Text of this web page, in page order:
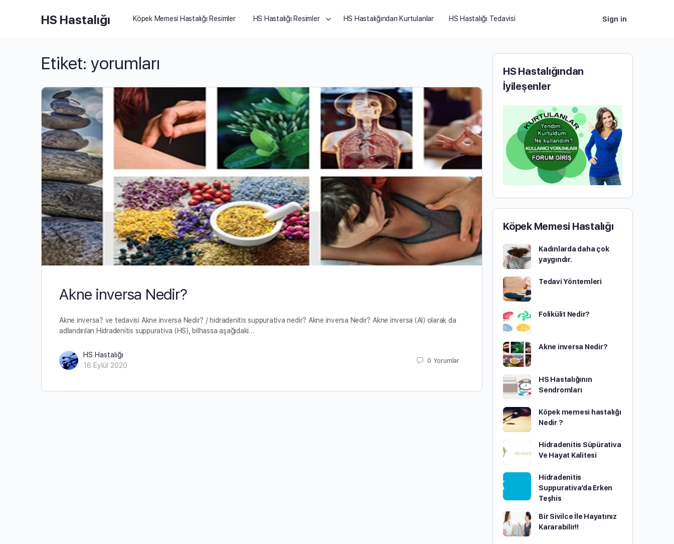
HS Hastalığı Köpek Memesi Hastalığı Resimler HS Hastalığı Resimler HS Hastalığından Kurtulanlar HS Hastalığı Tedavisi Sign in
Etiket: yorumları
Akne inversa Nedir?
Akne inversa? ve tedavisi Akne inversa Nedir? / hidradenitis suppurativa nedir? Akne inversa Nedir? Akne inversa (AI) olarak da
adlandırılan Hidradenitis suppurativa (HS), bilhassa aşağıdaki…
HS Hastalığı
16 Eylül 2020
0 Yorumlar
HS Hastalığından
İyileşenler
Köpek Memesi Hastalığı
Kadınlarda daha çok
yaygındır.
Tedavi Yöntemleri
Folikülit Nedir?
Akne inversa Nedir?
HS Hastalığının
Sendromları
Köpek memesi hastalığı
Nedir ?
Hidradenitis Süpürativa
Ve Hayat Kalitesi
Hidradenitis
Suppurativa’da Erken
Teşhis
Bir Sivilce İle Hayatınız
Kararabilir!!